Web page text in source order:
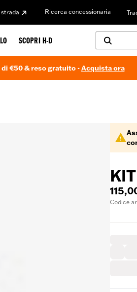
strada Ricerca concessionaria
SCOPRI H-D
€50 & reso gratuito -Acquista ora
Codice